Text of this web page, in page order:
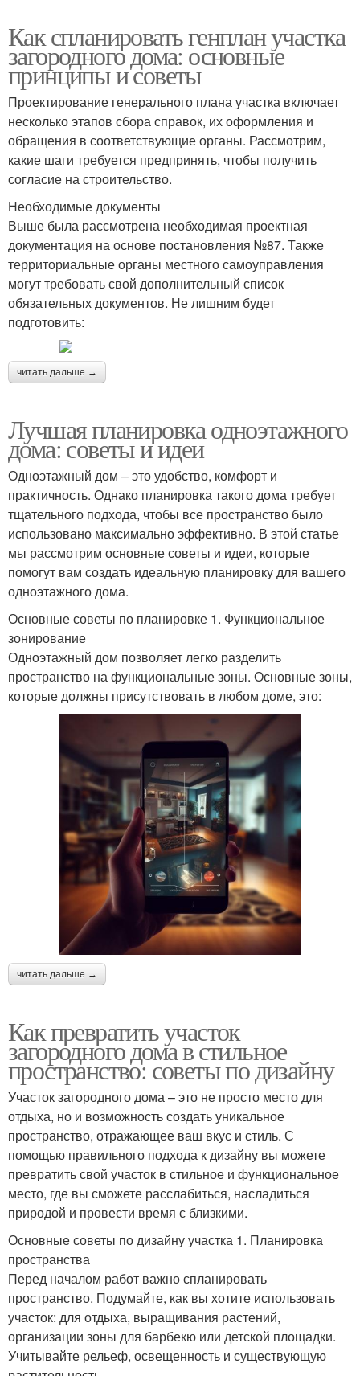
Как спланировать генплан участка
загородного дома: основные
принципы и советы
Проектирование генерального плана участка включает
несколько этапов сбора справок, их оформления и
обращения в соответствующие органы. Рассмотрим,
какие шаги требуется предпринять, чтобы получить
согласие на строительство.
Необходимые документы
Выше была рассмотрена необходимая проектная
документация на основе постановления №87. Также
территориальные органы местного самоуправления
могут требовать свой дополнительный список
обязательных документов. Не лишним будет
подготовить:
читать дальше →
Лучшая планировка одноэтажного
дома: советы и идеи
Одноэтажный дом – это удобство, комфорт и
практичность. Однако планировка такого дома требует
тщательного подхода, чтобы все пространство было
использовано максимально эффективно. В этой статье
мы рассмотрим основные советы и идеи, которые
помогут вам создать идеальную планировку для вашего
одноэтажного дома.
Основные советы по планировке 1. Функциональное
зонирование
Одноэтажный дом позволяет легко разделить
пространство на функциональные зоны. Основные зоны,
которые должны присутствовать в любом доме, это:
читать дальше →
Как превратить участок
загородного дома в стильное
пространство: советы по дизайну
Участок загородного дома – это не просто место для
отдыха, но и возможность создать уникальное
пространство, отражающее ваш вкус и стиль. С
помощью правильного подхода к дизайну вы можете
превратить свой участок в стильное и функциональное
место, где вы сможете расслабиться, насладиться
природой и провести время с близкими.
Основные советы по дизайну участка 1. Планировка
пространства
Перед началом работ важно спланировать
пространство. Подумайте, как вы хотите использовать
участок: для отдыха, выращивания растений,
организации зоны для барбекю или детской площадки.
Учитывайте рельеф, освещенность и существующую